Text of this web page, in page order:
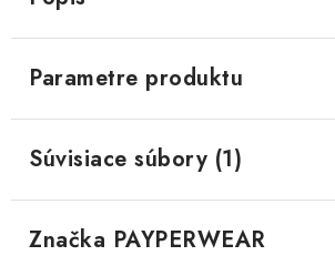
Parametre produktu
Súvisiace súbory (1)
Značka PAYPERWEAR